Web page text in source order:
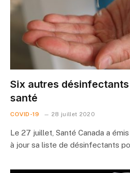
Six autres
santé
COVID-19 28 juillet 2020
Le 27 juillet, Santé Canada a
à jour sa liste de désinfectants